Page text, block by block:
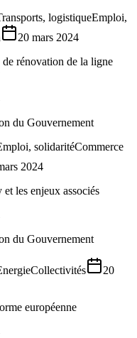
logistiqueEmploi,
20 mars 2024
de rénovation de la ligne
du Gouvernement
solidaritéCommerce
2024
les enjeux associés
du Gouvernement
Collectivités
20
européenne